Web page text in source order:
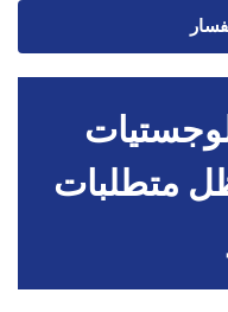
متطلبات